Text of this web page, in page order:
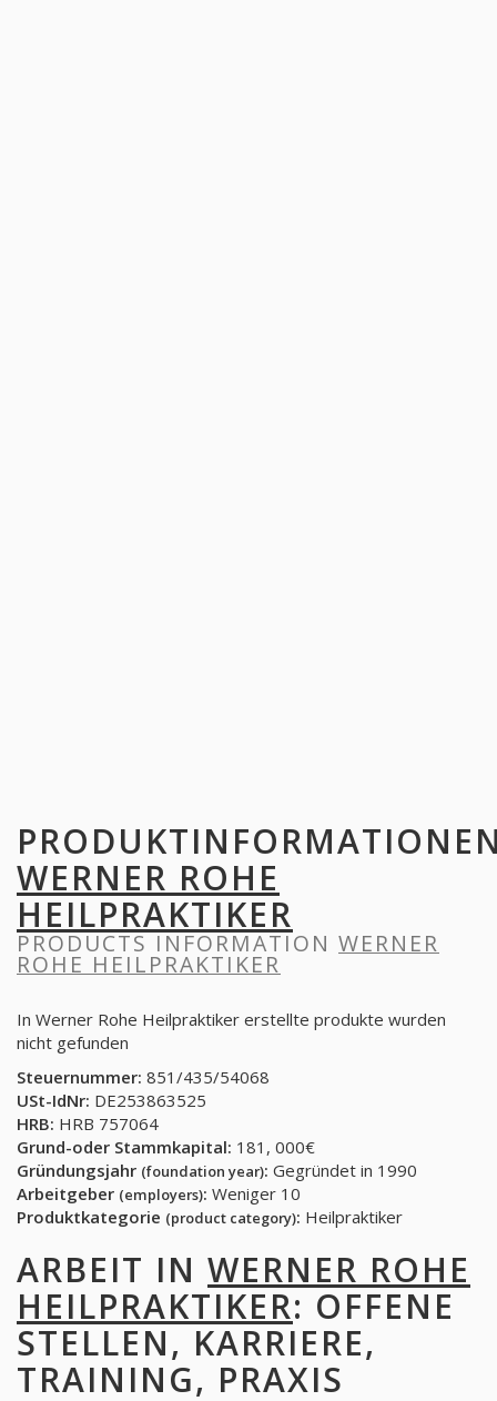
WERNER ROHE
HEILPRAKTIKER
PRODUCTS INFORMATION WERNER
ROHE HEILPRAKTIKER
In Werner Rohe Heilpraktiker erstellte produkte wurden
nicht gefunden
Steuernummer: 851/435/54068
USt-IdNr: DE253863525
HRB: HRB 757064
Grund-oder Stammkapital: 181, 000€
Gründungsjahr (foundation year): Gegründet in 1990
Arbeitgeber (employers): Weniger 10
Produktkategorie (product category): Heilpraktiker
ARBEIT IN WERNER ROHE
HEILPRAKTIKER: OFFENE
STELLEN, KARRIERE,
TRAINING, PRAXIS